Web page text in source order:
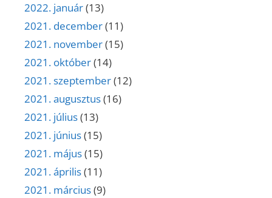
2022. január(13)
2021. december(11)
2021. november(15)
2021. október(14)
2021. szeptember(12)
2021. augusztus(16)
2021. július(13)
2021. június(15)
2021. május(15)
2021. április(11)
2021. március(9)